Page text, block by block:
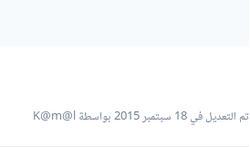
تم التعديل في18 سبتمبر 2015 بواسطة K@m@l